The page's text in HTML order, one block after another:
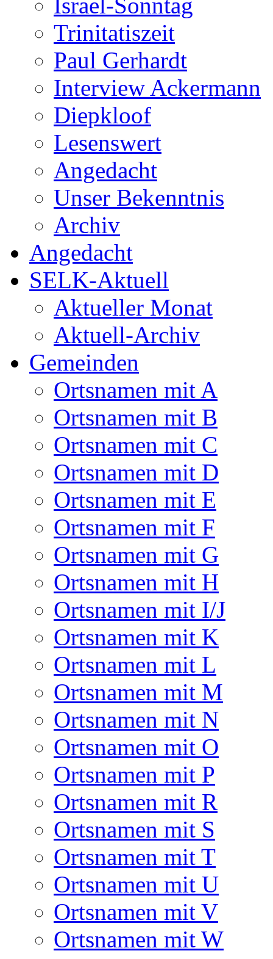
Trinitatiszeit
Paul Gerhardt
Interview Ackermann
Diepkloof
Lesenswert
Angedacht
Unser Bekenntnis
Archiv
Angedacht
SELK-Aktuell
Aktueller Monat
Aktuell-Archiv
Gemeinden
Ortsnamen mit A
Ortsnamen mit B
Ortsnamen mit C
Ortsnamen mit D
Ortsnamen mit E
Ortsnamen mit F
Ortsnamen mit G
Ortsnamen mit H
Ortsnamen mit I/J
Ortsnamen mit K
Ortsnamen mit L
Ortsnamen mit M
Ortsnamen mit N
Ortsnamen mit O
Ortsnamen mit P
Ortsnamen mit R
Ortsnamen mit S
Ortsnamen mit T
Ortsnamen mit U
Ortsnamen mit V
Ortsnamen mit W